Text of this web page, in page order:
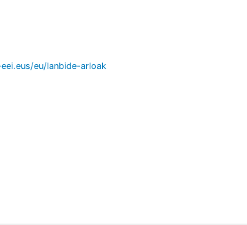
eu/lanbide-arloak